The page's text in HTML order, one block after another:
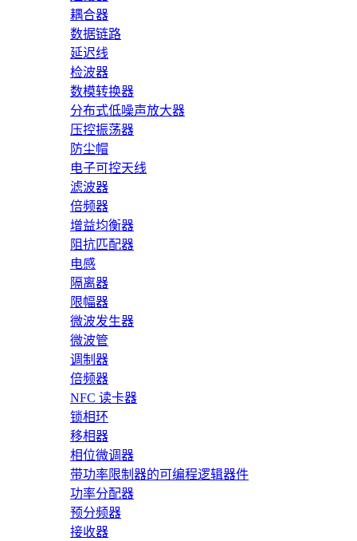
耦合器
数据链路
延迟线
检波器
数模转换器
分布式低噪声放大器
压控振荡器
防尘帽
电子可控天线
滤波器
倍频器
增益均衡器
阻抗匹配器
电感
隔离器
限幅器
微波发生器
微波管
调制器
倍频器
NFC 读卡器
锁相环
移相器
相位微调器
带功率限制器的可编程逻辑器件
功率分配器
预分频器
接收器